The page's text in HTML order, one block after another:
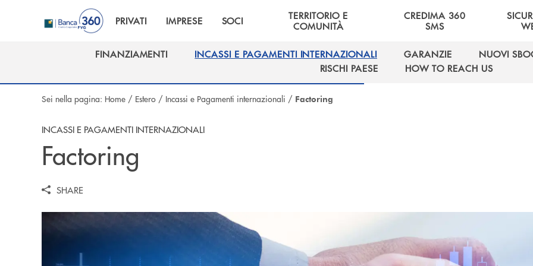
Salta al contenuto principale
PRIVATI IMPRESE SOCI
TERRITORIO E
COMUNITÀ
CREDIMA 360
SMS
FINANZIAMENTI
INCASSI E PAGAMENTI INTERNAZIONALI
INCASSI E PAGAMENTI INTERNAZIONALI
GARANZIE
GARANZIE
NUOVI
NUOVI
RISCHI PAESE
RISCHI PAESE
HOW TO REACH US
Sei nella pagina: Home / Estero / Incassi e Pagamenti internazionali / Factoring
INCASSI E PAGAMENTI INTERNAZIONALI
Factoring
SHARE